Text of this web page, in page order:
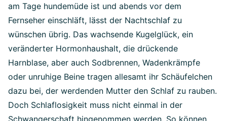
am Tage hundemüde ist und abends vor dem
Fernseher einschläft, lässt der Nachtschlaf zu
wünschen übrig. Das wachsende Kugelglück, ein
veränderter Hormonhaushalt, die drückende
Harnblase, aber auch Sodbrennen, Wadenkrämpfe
oder unruhige Beine tragen allesamt ihr Schäufelchen
dazu bei, der werdenden Mutter den Schlaf zu rauben.
Doch Schlaflosigkeit muss nicht einmal in der
Schwangerschaft hingenommen werden. So können